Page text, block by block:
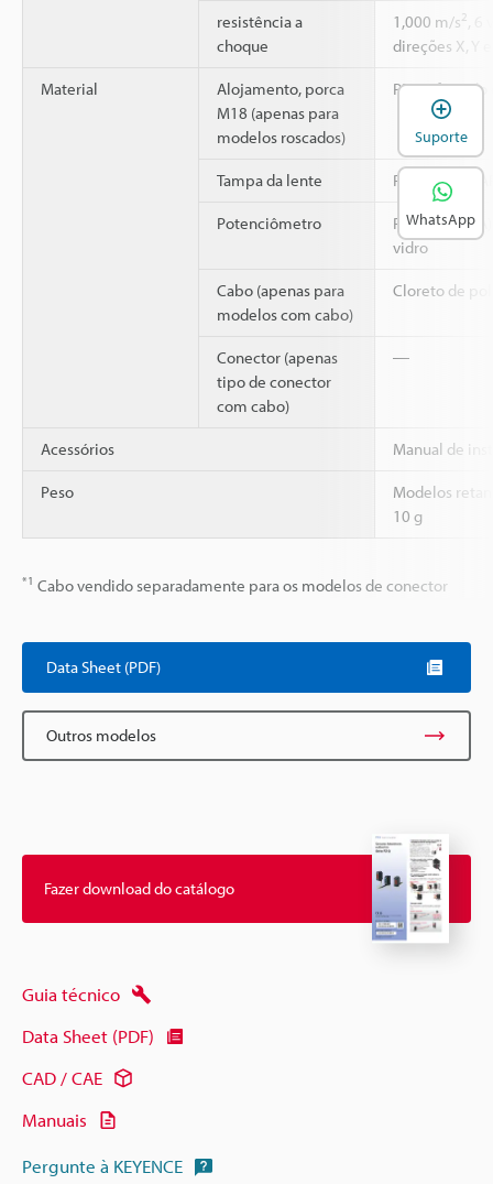
resistência a
choque
1,000 m/s2
direções X, Y
Material
Alojamento, porca
M18 (apenas para
modelos roscados)
PBT
Tampa da lente Poliarilato
Potenciômetro
Poliamida
vidro
Cabo (apenas para
modelos com cabo)
Cloreto de
Conector (apenas
tipo de conector
com cabo)
―
Acessórios Manual de
Peso
Modelos
10 g
*1 Cabo vendido separadamente para os modelos de conector
Data Sheet (PDF)
Outros modelos
Fazer download do catálogo
Guia técnico
Data Sheet (PDF)
CAD / CAE
Manuais
Pergunte à KEYENCE
Suporte
WhatsApp